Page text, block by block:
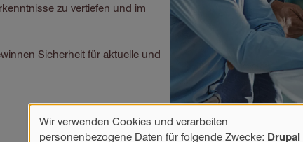
zu vertiefen und im
Sicherheit für aktuelle und
Verwendung
Wir verwenden Cookies und verarbeiten
personenbezogene Daten für folgende Zwecke: Drupal